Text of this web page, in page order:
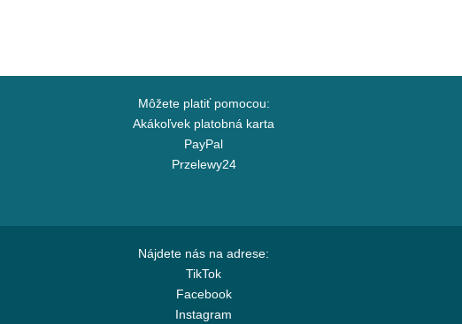
Môžete platiť pomocou:
Akákoľvek platobná karta
PayPal
Przelewy24
Nájdete nás na adrese:
TikTok
Facebook
Instagram